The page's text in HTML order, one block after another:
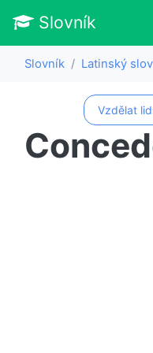
Slovník
Slovník Latinský
Vzdělat